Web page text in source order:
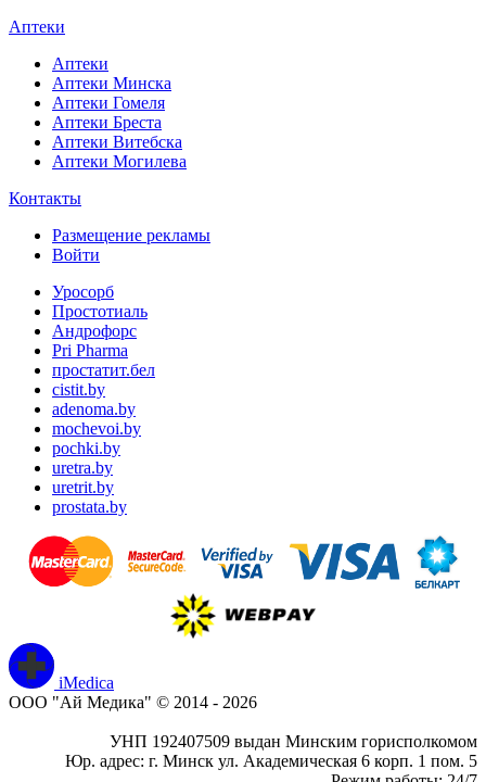
Аптеки
Аптеки
Аптеки Минска
Аптеки Гомеля
Аптеки Бреста
Аптеки Витебска
Аптеки Могилева
Контакты
Размещение рекламы
Войти
Уросорб
Простотиаль
Андрофорс
Pri Pharma
простатит.бел
cistit.by
adenoma.by
mochevoi.by
pochki.by
uretra.by
uretrit.by
prostata.by
iMedica
ООО "Ай Медика" © 2014 - 2026
УНП 192407509 выдан Минским горисполкомом
Юр. адрес: г. Минск ул. Академическая 6 корп. 1 пом. 5